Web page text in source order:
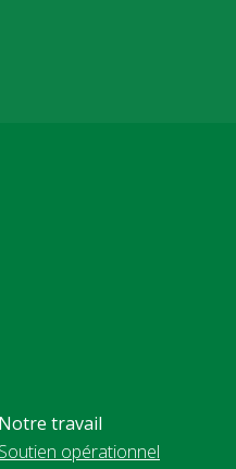
Notre travail
Soutien opérationnel